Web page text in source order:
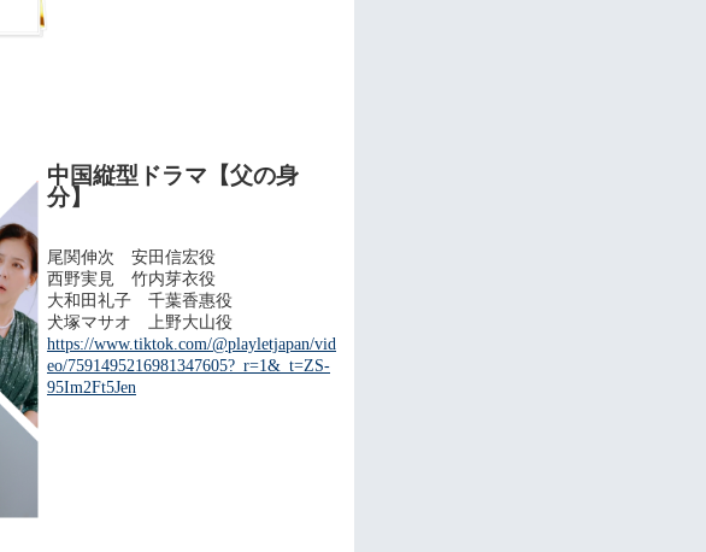
中国縦型ドラマ【父の身
分】
尾関伸次 安田信宏役
西野実見 竹内芽衣役
大和田礼子 千葉香惠役
犬塚マサオ 上野大山役
https://www.tiktok.com/@playletjapan/vid
eo/7591495216981347605?_r=1&_t=ZS-
95Im2Ft5Jen